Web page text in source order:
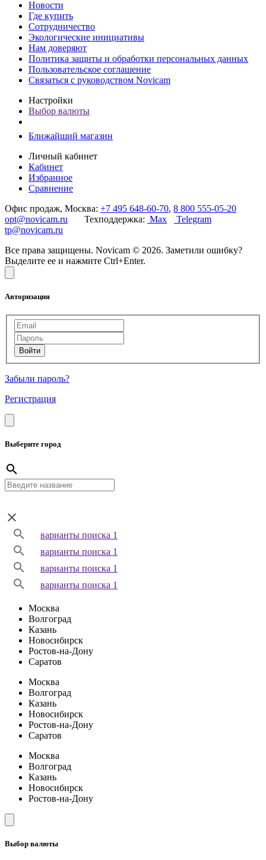
Новости
Где купить
Сотрудничество
Экологические инициативы
Нам доверяют
Политика защиты и обработки персональных данных
Пользовательское соглашение
Связаться с руководством Novicam
Настройки
Выбор валюты
Ближайший магазин
Личный кабинет
Кабинет
Избранное
Сравнение
Офис продаж, Москва: +7 495 648-60-70, 8 800 555-05-20
opt@novicam.ru Техподдержка: Max
Telegram
tp@novicam.ru
Все права защищены. Novicam © 2026. Заметили ошибку?
Выделите ее и нажмите Ctrl+Enter.
Авторизация
Забыли пароль?
Регистрация
Выберите город
варианты поиска 1
варианты поиска 1
варианты поиска 1
варианты поиска 1
Москва
Волгоград
Казань
Новосибирск
Ростов-на-Дону
Саратов
Москва
Волгоград
Казань
Новосибирск
Ростов-на-Дону
Саратов
Москва
Волгоград
Казань
Новосибирск
Ростов-на-Дону
Выбор валюты